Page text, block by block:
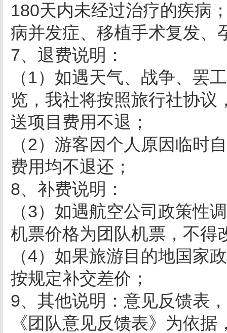
180天内未经过治疗的疾病
病并发症、移植手术复发、
7、退费说明：
（1）如遇天气、战争、罢
览，我社将按照旅行社协议
送项目费用不退；
（2）游客因个人原因临时
费用均不退还；
8、补费说明：
（3）如遇航空公司政策性
机票价格为团队机票，不得
（4）如果旅游目的地国家
按规定补交差价；
9、其他说明：意见反馈表
《团队意见反馈表》为依